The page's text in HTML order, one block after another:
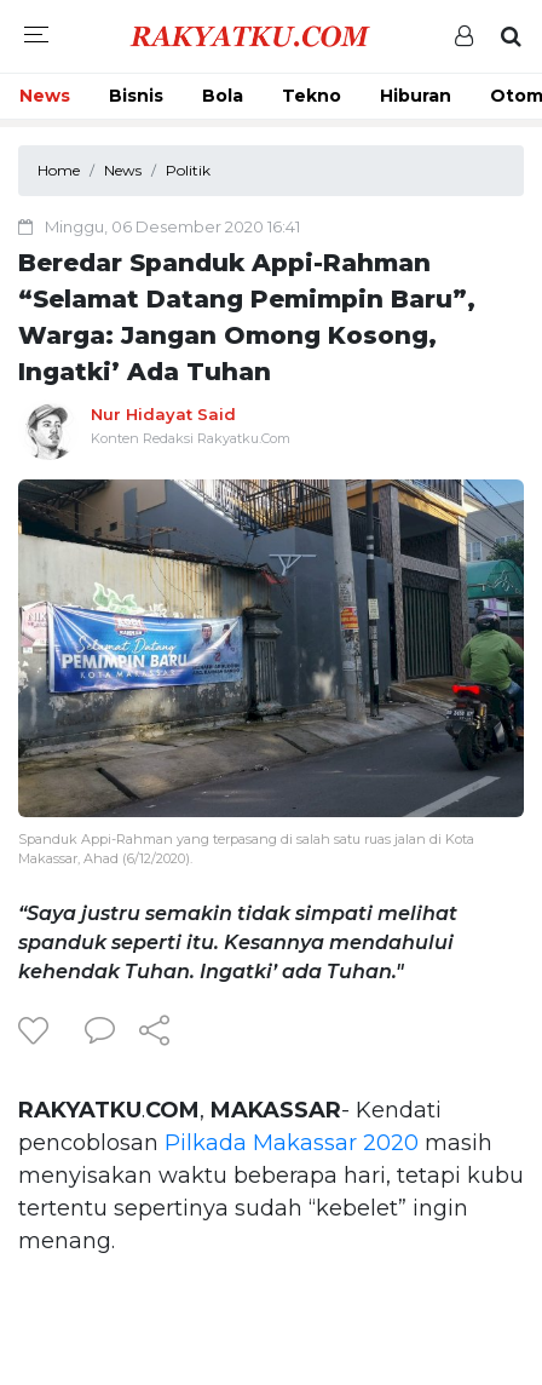
News Bisnis Bola Tekno Hiburan
Home News Politik
Minggu, 06 Desember 2020 16:41
Beredar Spanduk Appi-Rahman
“Selamat Datang Pemimpin Baru”,
Warga: Jangan Omong Kosong,
Ingatki’ Ada Tuhan
Nur Hidayat Said
Konten Redaksi Rakyatku.Com
Spanduk Appi-Rahman yang terpasang di salah satu ruas jalan di Kota
Makassar, Ahad (6/12/2020).
“Saya justru semakin tidak simpati melihat
spanduk seperti itu. Kesannya mendahului
kehendak Tuhan. Ingatki’ ada Tuhan."
RAKYATKU.COM, MAKASSAR- Kendati
pencoblosan Pilkada Makassar 2020 masih
menyisakan waktu beberapa hari, tetapi kubu
tertentu sepertinya sudah “kebelet” ingin
menang.